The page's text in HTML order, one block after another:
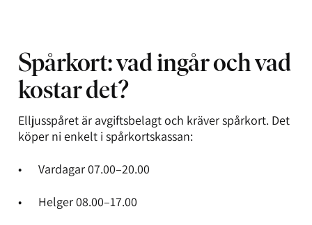
Spårkort: vad ingår och vad
kostar det?
Elljusspåret är avgiftsbelagt och kräver spårkort. Det
köper ni enkelt i spårkortskassan:
• Vardagar 07.00–20.00
• Helger 08.00–17.00